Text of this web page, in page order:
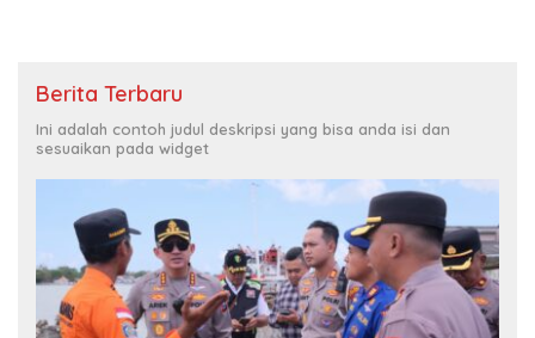
Berita Terbaru
Ini adalah contoh judul deskripsi yang bisa anda isi dan
sesuaikan pada widget